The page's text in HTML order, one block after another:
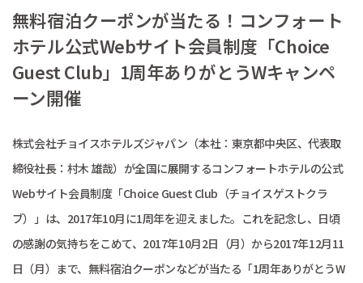
無料宿泊クーポンが当たる！コンフォート
ホテル公式Webサイト会員制度「Choice
Guest Club」1周年ありがとうWキャンペ
ーン開催
株式会社チョイスホテルズジャパン（本社：東京都中央区、代表取
締役社長：村木 雄哉）が全国に展開するコンフォートホテルの公式
Webサイト会員制度「Choice Guest Club（チョイスゲストクラ
ブ）」は、2017年10月に1周年を迎えました。これを記念し、日頃
の感謝の気持ちをこめて、2017年10月2日（月）から2017年12月11
日（月）まで、無料宿泊クーポンなどが当たる「1周年ありがとうW